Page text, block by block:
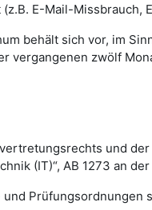
E-Mail-Missbrauch,
behält sich vor, im
vergangenen zwölf
und
(IT)“, AB 1273 an
Prüfungsordnungen